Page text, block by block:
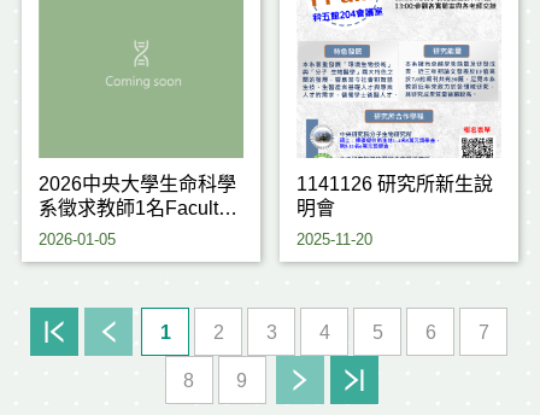
2026中央大學生命科學
系徵求教師1名Faculty
positions for Life
2026-01-05
1141126 研究所新生說
明會
2025-11-20
1 2 3 4 5 6 7
8 9